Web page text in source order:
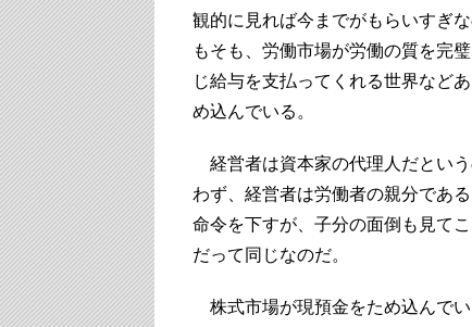
観的に見れば今までがもらいすぎ
もそも、労働市場が労働の質を完
じ給与を支払ってくれる世界など
め込んでいる。
経営者は資本家の代理人だとい
わず、経営者は労働者の親分であ
命令を下すが、子分の面倒も見て
だって同じなのだ。
株式市場が現預金をため込んでい